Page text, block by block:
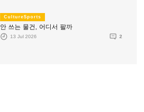
CultureSports
안 쓰는 물건, 어디서 팔까
13 Jul 2026 2